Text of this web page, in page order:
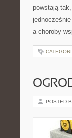
powstają
a choroby
POSTED